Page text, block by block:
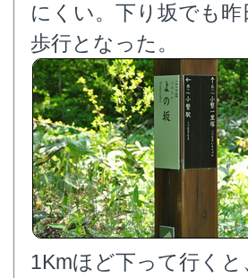
にくい。下り坂でも
歩行となった。
1Kmほど下って行く